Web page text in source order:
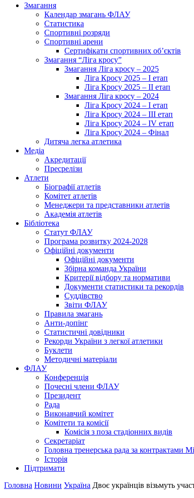
Змагання
Календар змагань ФЛАУ
Статистика
Спортивні розряди
Спортивні арени
Сертифікати спортивних об’єктів
Змагання “Ліга кросу”
Змагання Ліга кросу – 2025
Ліга Кросу 2025 – I етап
Ліга Кросу 2025 – II етап
Змагання Ліга кросу – 2024
Ліга Кросу 2024 – I етап
Ліга Кросу 2024 – III етап
Ліга Кросу 2024 – IV етап
Ліга Кросу 2024 – Фінал
Дитяча легка атлетика
Медіа
Акредитації
Пресрелізи
Атлети
Біографії атлетів
Комітет атлетів
Менеджери та представники атлетів
Академія атлетів
Бібліотека
Статут ФЛАУ
Програма розвитку 2024-2028
Офіційні документи
Офіційні документи
Збірна команда України
Критерії відбору та нормативи
Документи статистики та рекордів
Суддівство
Звіти ФЛАУ
Правила змагань
Анти-допінг
Статистичні довідники
Рекорди України з легкої атлетики
Буклети
Методичні матеріали
ФЛАУ
Конференція
Почесні члени ФЛАУ
Президент
Рада
Виконавчий комітет
Комітети та комісії
Комісія з поза стадіонних видів
Секретаріат
Головна тренерська рада за контрактами
Історія
Підтримати
Головна Новини Україна Двоє українців візьмуть